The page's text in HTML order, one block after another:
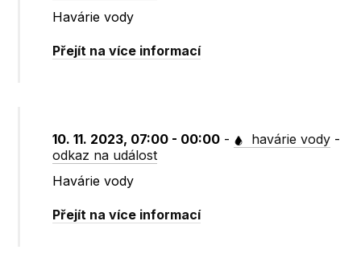
Havárie vody
Přejít na více informací
10. 11. 2023, 07:00 - 00:00 - havárie vody -
odkaz na událost
Havárie vody
Přejít na více informací